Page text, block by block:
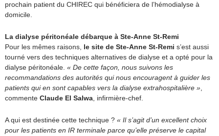
prochain patient du CHIREC qui bénéficiera de l’hémodialyse à
domicile.
La dialyse péritonéale débarque à Ste-Anne St-Remi
Pour les mêmes raisons, le site de Ste-Anne St-Remi s’est aussi
tourné vers des techniques alternatives de dialyse et a opté pour la
dialyse péritonéale. « De cette façon, nous suivons les
recommandations des autorités qui nous encouragent à guider les
patients qui en sont capables vers la dialyse extrahospitalière »
commente Claude El Salwa , infirmière-chef.
A qui est destinée cette technique ? « Il s’agit d’un excellent choix
pour les patients en IR terminale parce qu’elle préserve le capital